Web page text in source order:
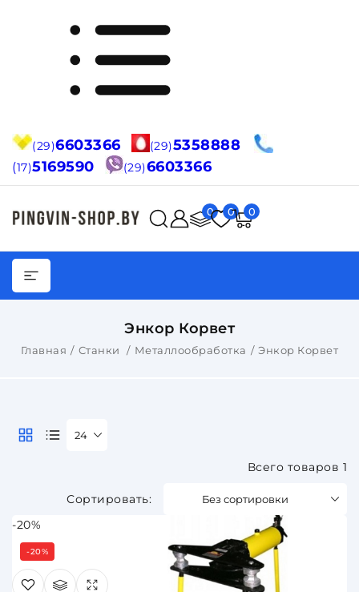
(29)6603366 (29)5358888
(17)5169590 (29)6603366
0 0 0
Энкор Корвет
Главная Станки Металлообработка Энкор Корвет
Без сортировки
Всего товаров 1
24
-20%
-20%